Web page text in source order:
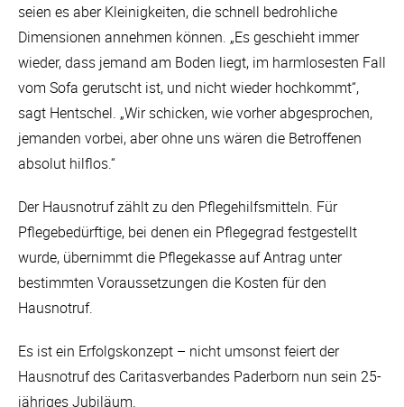
seien es aber Kleinigkeiten, die schnell bedrohliche
Dimensionen annehmen können. „Es geschieht immer
wieder, dass jemand am Boden liegt, im harmlosesten Fall
vom Sofa gerutscht ist, und nicht wieder hochkommt“,
sagt Hentschel. „Wir schicken, wie vorher abgesprochen,
jemanden vorbei, aber ohne uns wären die Betroffenen
absolut hilflos.“
Der Hausnotruf zählt zu den Pflegehilfsmitteln. Für
Pflegebedürftige, bei denen ein Pflegegrad festgestellt
wurde, übernimmt die Pflegekasse auf Antrag unter
bestimmten Voraussetzungen die Kosten für den
Hausnotruf.
Es ist ein Erfolgskonzept – nicht umsonst feiert der
Hausnotruf des Caritasverbandes Paderborn nun sein 25-
jähriges Jubiläum.